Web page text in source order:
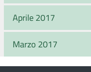
Aprile 2017
Marzo 2017